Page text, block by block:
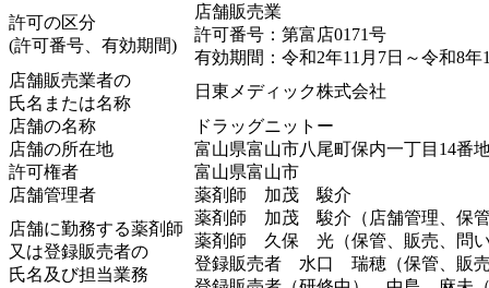
許可の区分
(許可番号、有効期間)
店舗販売業
許可番号：第富店0171号
有効期間：令和2年11月7日～令和8年
店舗販売業者の
氏名または名称
日東メディック株式会社
店舗の名称
ドラッグニットー
店舗の所在地
富山県富山市八尾町保内一丁目14番
許可権者
富山県富山市
店舗管理者
薬剤師 加茂 駿介
店舗に勤務する薬剤師
又は登録販売者の
氏名及び担当業務
薬剤師 加茂 駿介（店舗管理、保管
薬剤師 久保 光（保管、販売、問
登録販売者 水口 瑞穂（保管、販売